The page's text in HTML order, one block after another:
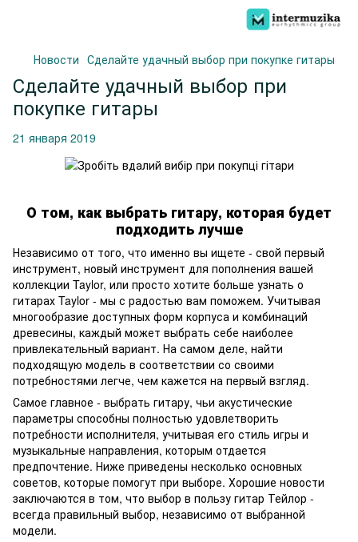
Новости Сделайте удачный выбор при покупке гитары
Сделайте удачный выбор при
покупке гитары
21 января 2019
О том, как выбрать гитару, которая будет
подходить лучше
Независимо от того, что именно вы ищете - свой первый
инструмент, новый инструмент для пополнения вашей
коллекции Taylor, или просто хотите больше узнать о
гитарах Taylor - мы с радостью вам поможем. Учитывая
многообразие доступных форм корпуса и комбинаций
древесины, каждый может выбрать себе наиболее
привлекательный вариант. На самом деле, найти
подходящую модель в соответствии со своими
потребностями легче, чем кажется на первый взгляд.
Самое главное - выбрать гитару, чьи акустические
параметры способны полностью удовлетворить
потребности исполнителя, учитывая его стиль игры и
музыкальные направления, которым отдается
предпочтение. Ниже приведены несколько основных
советов, которые помогут при выборе. Хорошие новости
заключаются в том, что выбор в пользу гитар Тейлор -
всегда правильный выбор, независимо от выбранной
модели.